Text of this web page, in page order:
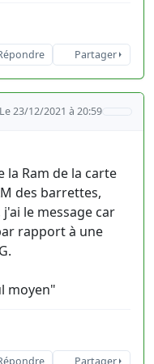
Partager
Le 23/12/2021 à 20:59
la Ram de la carte
des barrettes,
le message car
rapport à une
moyen"
Partager